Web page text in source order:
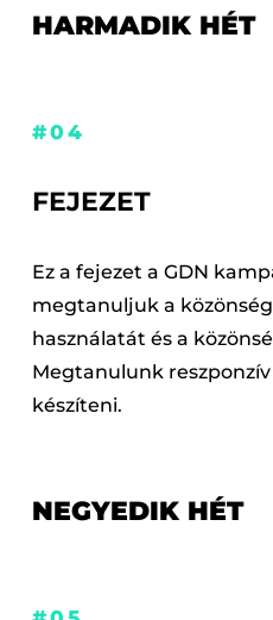
HARMADIK HÉT
#04
FEJEZET
Ez a fejezet a GDN
megtanuljuk a
használatát és a
Megtanulunk
készíteni.
NEGYEDIK HÉT